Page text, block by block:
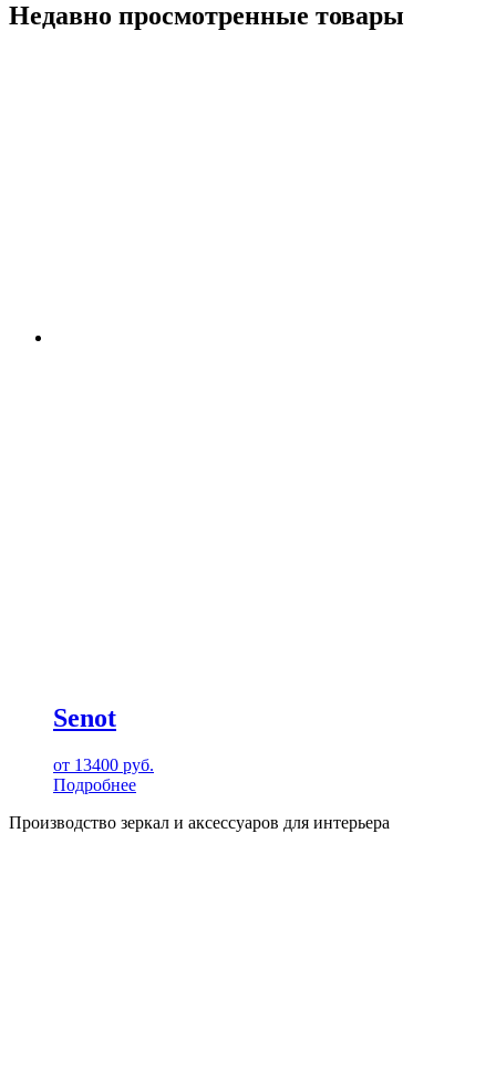
Недавно просмотренные товары
Senot
от 13400 руб.
Подробнее
Производство зеркал и аксессуаров для интерьера